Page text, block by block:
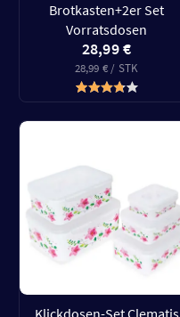
Brotkasten+2er Set
Vorratsdosen
28,99 €
28,99 € / STK
Klickdosen-Set Clematis